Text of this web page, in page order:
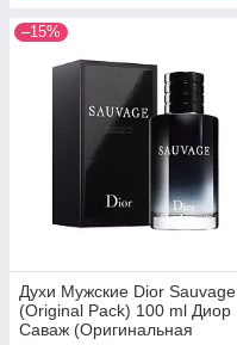
–15%
Духи Мужские Dior Sauvage
(Original Pack) 100 ml Диор
Саваж (Оригинальная